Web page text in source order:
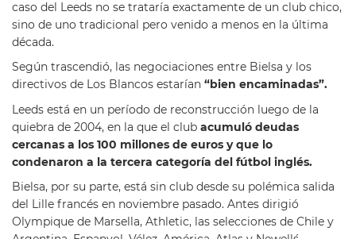
caso del Leeds no se trataría exactamente de un club chico,
sino de uno tradicional pero venido a menos en la última
década.
Según trascendió, las negociaciones entre Bielsa y los
directivos de Los Blancos estarían “bien encaminadas”.
Leeds está en un período de reconstrucción luego de la
quiebra de 2004, en la que el club acumuló deudas
cercanas a los 100 millones de euros y que lo
condenaron a la tercera categoría del fútbol inglés.
Bielsa, por su parte, está sin club desde su polémica salida
del Lille francés en noviembre pasado. Antes dirigió
Olympique de Marsella, Athletic, las selecciones de Chile y